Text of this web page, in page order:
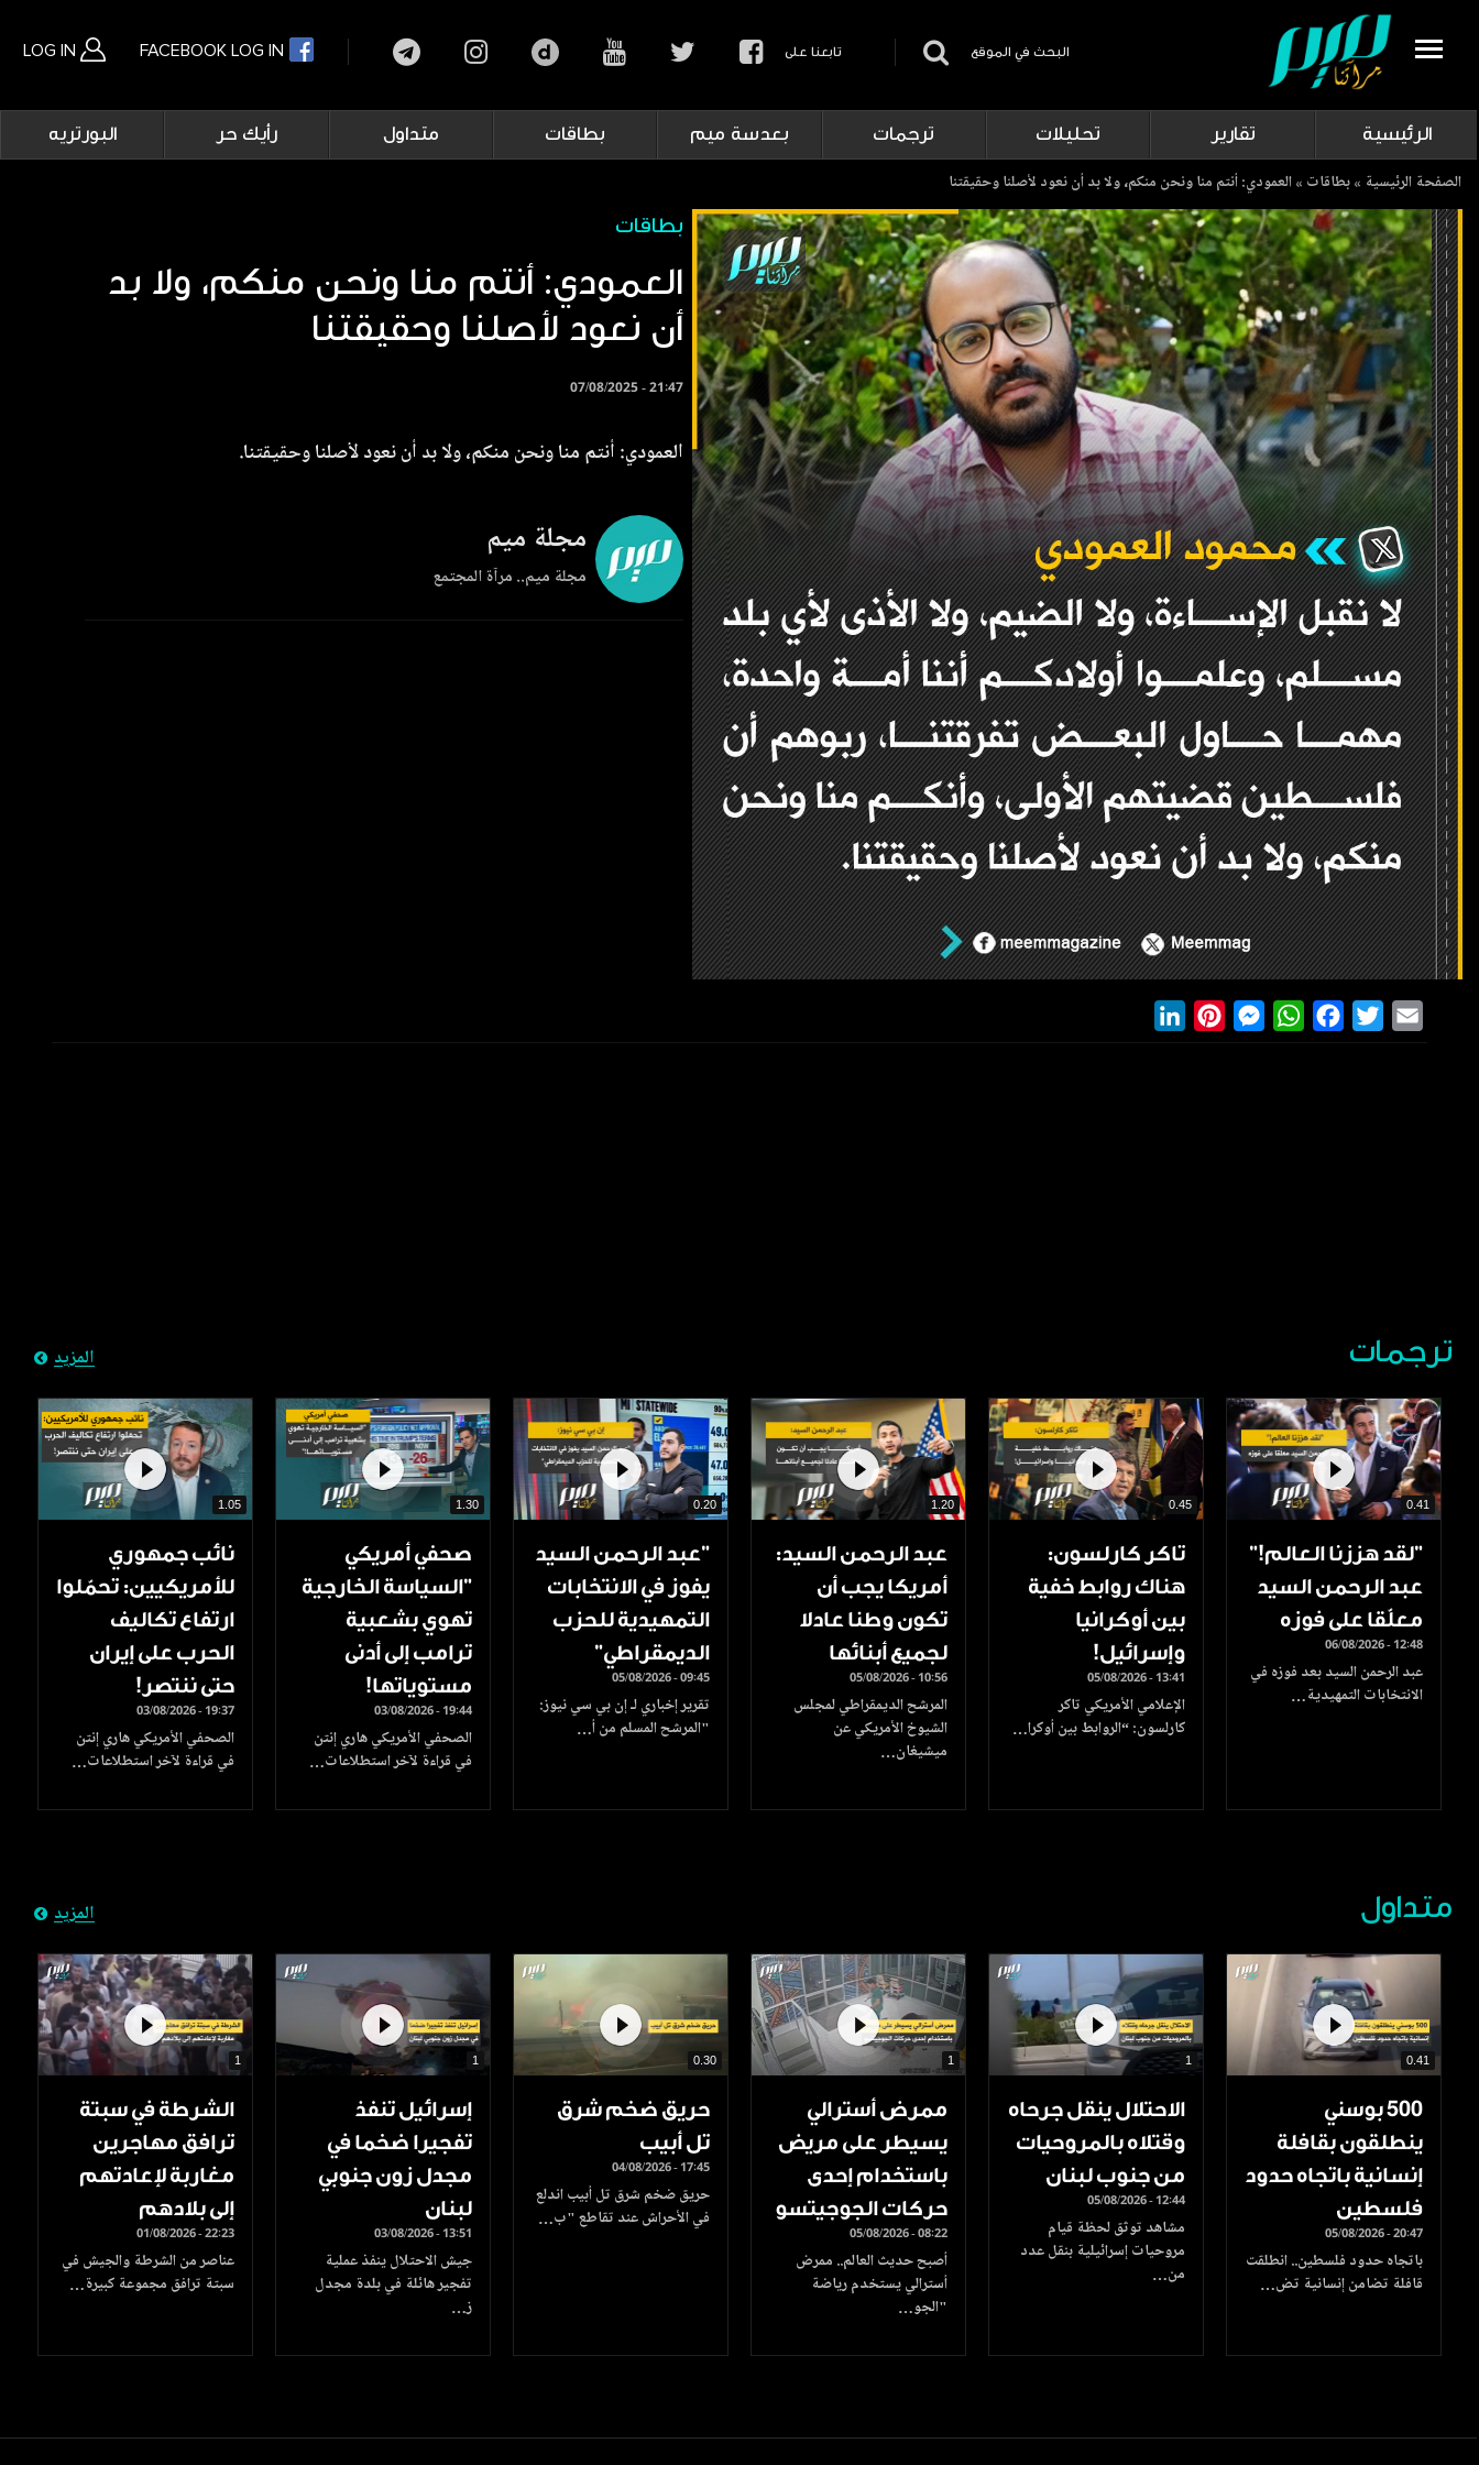
LOG IN FACEBOOK LOG IN البحث في الموقع تابعنا على
Main
navigation
الرئيسية تقارير تحليلات ترجمات بعدسة ميم بطاقات متداول رأيك حر البورتريه
Breadcrumb
الصفحة الرئيسية بطاقات العمودي: أنتم منا ونحن منكم، ولا بد أن نعود لأصلنا وحقيقتنا
بطاقات
العمودي: أنتم منا ونحن منكم، ولا بد
أن نعود لأصلنا وحقيقتنا
07/08/2025 - 21:47
العمودي: أنتم منا ونحن منكم، ولا بد أن نعود لأصلنا وحقيقتنا.
مجلة ميم
مجلة ميم.. مرآة المجتمع
LinkedInPinterestMessengerWhatsAppFacebook
Twitter
ترجمات المزيد
0.41
”لقد هززنا العالم!”
عبد الرحمن السيد
معلّقا على فوزه
06/08/2026 - 12:48
عبد الرحمن السيد بعد فوزه في
الانتخابات التمهيدية…
0.45
تاكر كارلسون:
هناك روابط خفية
بين أوكرانيا
وإسرائيل!
05/08/2026 - 13:41
الإعلامي الأمريكي تاكر
كارلسون: “الروابط بين أوكرا…
1.20
عبد الرحمن السيد:
أمريكا يجب أن
تكون وطنا عادلا
لجميع أبنائها
05/08/2026 - 10:56
المرشح الديمقراطي لمجلس
الشيوخ الأمريكي عن
ميشيغان…
0.20
"عبد الرحمن السيد
يفوز في الانتخابات
التمهيدية للحزب
الديمقراطي"
05/08/2026 - 09:45
تقرير إخباري لـ إن بي سي نيوز:
"المرشح المسلم من أ…
1.30
صحفي أمريكي
"السياسة الخارجية
تهوي بشعبية
ترامب إلى أدنى
مستوياتها!
03/08/2026 - 19:44
الصحفي الأمريكي هاري إنتن
في قراءة لآخر استطلاعات…
1.05
نائب جمهوري
للأمريكيين: تحمّلوا
ارتفاع تكاليف
الحرب على إيران
حتى ننتصر!
03/08/2026 - 19:37
الصحفي الأمريكي هاري إنتن
في قراءة لآخر استطلاعات…
متداول المزيد
0.41
500 بوسني
ينطلقون بقافلة
إنسانية باتجاه حدود
فلسطين
05/08/2026 - 20:47
باتجاه حدود فلسطين.. انطلقت
قافلة تضامن إنسانية تض…
1
الاحتلال ينقل جرحاه
وقتلاه بالمروحيات
من جنوب لبنان
05/08/2026 - 12:44
مشاهد توثق لحظة قيام
مروحيات إسرائيلية بنقل عدد
من…
1
ممرض أسترالي
يسيطر على مريض
باستخدام إحدى
حركات الجوجيتسو
05/08/2026 - 08:22
أصبح حديث العالم.. ممرض
أسترالي يستخدم رياضة
"الجو…
0.30
حريق ضخم شرق
تل أبيب
04/08/2026 - 17:45
حريق ضخم شرق تل أبيب اندلع
في الأحراش عند تقاطع "ب…
1
إسرائيل تنفذ
تفجيرا ضخما في
مجدل زون جنوبي
لبنان
03/08/2026 - 13:51
جيش الاحتلال ينفذ عملية
تفجير هائلة في بلدة مجدل
ز…
1
الشرطة في سبتة
ترافق مهاجرين
مغاربة لإعادتهم
إلى بلادهم
01/08/2026 - 22:23
عناصر من الشرطة والجيش في
سبتة ترافق مجموعة كبيرة…